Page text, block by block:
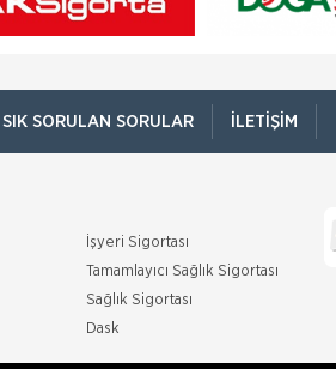
SIK SORULAN SORULAR İLETIŞIM
İşyeri Sigortası
Tamamlayıcı Sağlık Sigortası
Sağlık Sigortası
Dask